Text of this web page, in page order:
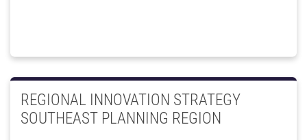
REGIONAL INNOVATION STRATEGY
SOUTHEAST PLANNING REGION